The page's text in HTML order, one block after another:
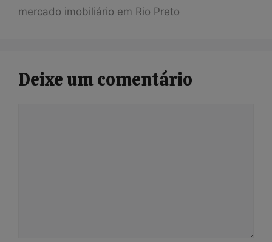
mercado imobiliário em Rio Preto
Deixe um comentário